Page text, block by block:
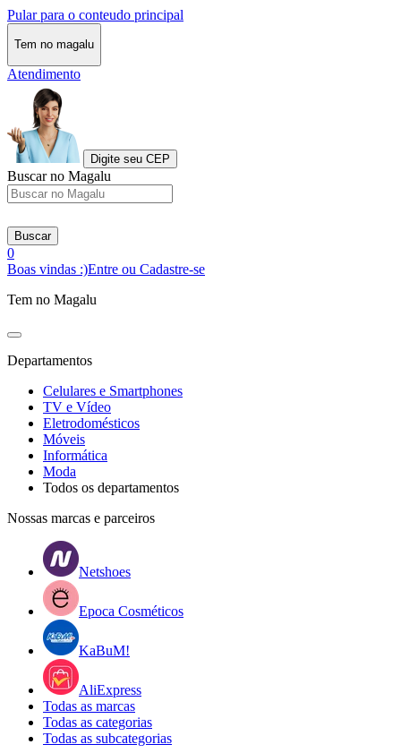
Pular para o conteudo principal
Tem no magalu
Atendimento
Digite seu CEP
Buscar no Magalu
Buscar
0
Boas vindas :)Entre ou Cadastre-se
Tem no Magalu
Departamentos
Celulares e Smartphones
TV e Vídeo
Eletrodomésticos
Móveis
Informática
Moda
Todos os departamentos
Nossas marcas e parceiros
Netshoes
Epoca Cosméticos
KaBuM!
AliExpress
Todas as marcas
Todas as categorias
Todas as subcategorias